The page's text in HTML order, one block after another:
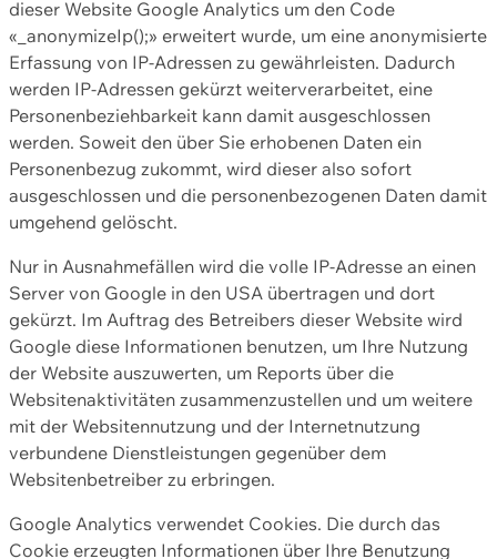
dieser Website Google Analytics um den Code
«_anonymizeIp();» erweitert wurde, um eine anonymisierte
Erfassung von IP-Adressen zu gewährleisten. Dadurch
werden IP-Adressen gekürzt weiterverarbeitet, eine
Personenbeziehbarkeit kann damit ausgeschlossen
werden. Soweit den über Sie erhobenen Daten ein
Personenbezug zukommt, wird dieser also sofort
ausgeschlossen und die personenbezogenen Daten damit
umgehend gelöscht.
Nur in Ausnahmefällen wird die volle IP-Adresse an einen
Server von Google in den USA übertragen und dort
gekürzt. Im Auftrag des Betreibers dieser Website wird
Google diese Informationen benutzen, um Ihre Nutzung
der Website auszuwerten, um Reports über die
Websitenaktivitäten zusammenzustellen und um weitere
mit der Websitennutzung und der Internetnutzung
verbundene Dienstleistungen gegenüber dem
Websitenbetreiber zu erbringen.
Google Analytics verwendet Cookies. Die durch das
Cookie erzeugten Informationen über Ihre Benutzung